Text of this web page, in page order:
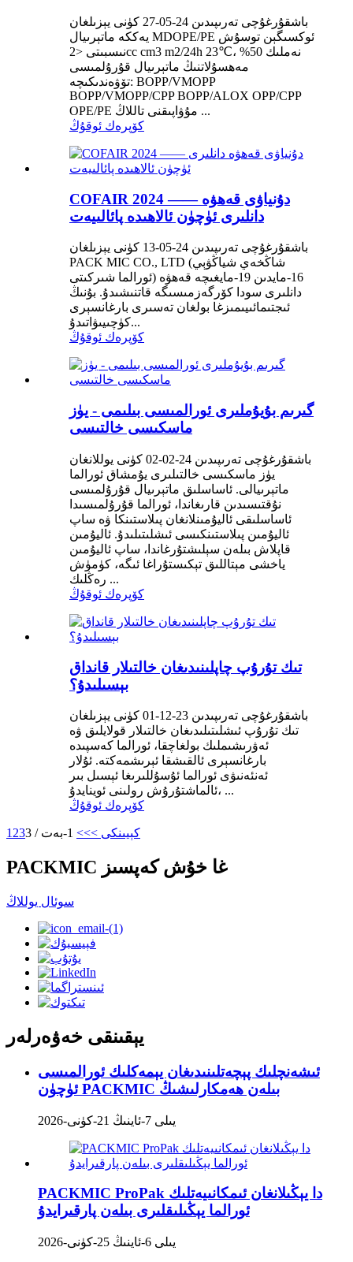
باشقۇرغۇچى تەرىپىدىن 24-05-27 كۈنى يېزىلغان
يەككە ماتېرىيال MDOPE/PE ئوكسىگېن توسۇش
نىسبىتى <2cc cm3 m2/24h 23℃، نەملىك 50%
مەھسۇلاتنىڭ ماتېرىيال قۇرۇلمىسى
تۆۋەندىكىچە: BOPP/VMOPP
BOPP/VMOPP/CPP BOPP/ALOX OPP/CPP
OPE/PE مۇۋاپىقنى تاللاڭ ...
كۆپرەك ئوقۇڭ
COFAIR 2024 —— دۇنياۋى قەھۋە
دانلىرى ئۈچۈن ئالاھىدە پائالىيەت
باشقۇرغۇچى تەرىپىدىن 24-05-13 كۈنى يېزىلغان
PACK MIC CO., LTD (شاڭخەي شياڭۋېي
ئورالما شىركىتى) 16-مايدىن 19-مايغىچە قەھۋە
دانلىرى سودا كۆرگەزمىسىگە قاتنىشىدۇ. بۇنىڭ
ئىجتىمائىيىمىزغا بولغان تەسىرى بارغانسېرى
كۈچىيىۋاتىدۇ...
كۆپرەك ئوقۇڭ
گىرىم بۇيۇملىرى ئورالمىسى بىلىمى - يۈز
ماسكىسى خالتىسى
باشقۇرغۇچى تەرىپىدىن 24-02-02 كۈنى يوللانغان
يۈز ماسكىسى خالتىلىرى يۇمشاق ئورالما
ماتېرىيالى. ئاساسلىق ماتېرىيال قۇرۇلمىسى
نۇقتىسىدىن قارىغاندا، ئورالما قۇرۇلمىسىدا
ئاساسلىقى ئاليۇمىنلانغان پىلاستىنكا ۋە ساپ
ئاليۇمىن پىلاستىنكىسى ئىشلىتىلىدۇ. ئاليۇمىن
قاپلاش بىلەن سېلىشتۇرغاندا، ساپ ئاليۇمىن
ياخشى مېتاللىق تېكىستۇراغا ئىگە، كۈمۈش
رەڭلىك ...
كۆپرەك ئوقۇڭ
تىك تۇرۇپ چاپلىنىدىغان خالتىلار قانداق
بېسىلىدۇ؟
باشقۇرغۇچى تەرىپىدىن 23-12-01 كۈنى يېزىلغان
تىك تۇرۇپ ئىشلىتىلىدىغان خالتىلار قولايلىق ۋە
ئەۋرىشىملىك ​​بولغاچقا، ئورالما كەسپىدە
بارغانسېرى ئالقىشقا ئېرىشمەكتە. ئۇلار
ئەنئەنىۋى ئورالما ئۇسۇللىرىغا ئېسىل بىر
ئالماشتۇرۇش رولىنى ئوينايدۇ، ...
كۆپرەك ئوقۇڭ
1 23 كېيىنكى >>> 1-بەت / 3
PACKMIC غا خۇش كەپسىز
سوئال يوللاڭ
يېقىنقى خەۋەرلەر
ئىشەنچلىك پېچەتلىنىدىغان يېمەكلىك ئورالمىسى
ئۈچۈن PACKMIC بىلەن ھەمكارلىشىڭ
2026-يىلى 7-ئاينىڭ 21-كۈنى
PACKMIC ProPak دا يېڭىلانغان ئىمكانىيەتلىك
ئورالما يېڭىلىقلىرى بىلەن پارقىرايدۇ
2026-يىلى 6-ئاينىڭ 25-كۈنى